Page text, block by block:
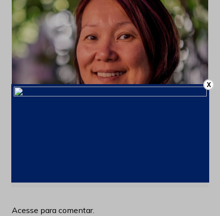
Acesse para comentar.
X